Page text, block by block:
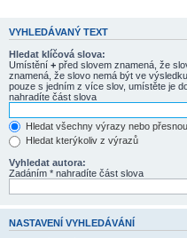
VYHLEDÁVANÝ TEXT
Hledat klíčová slova:
Umístění + před slovem znamená, že
znamená, že slovo nemá být ve
pouze s jedním z více slov, umístěte je
nahradíte část slova
Hledat všechny výrazy nebo
Hledat kterýkoliv z výrazů
Vyhledat autora:
Zadáním * nahradíte část slova
NASTAVENÍ VYHLEDÁVÁNÍ